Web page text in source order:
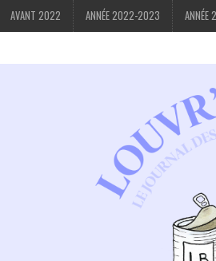
AVANT 2022 ANNÉE 2022-2023